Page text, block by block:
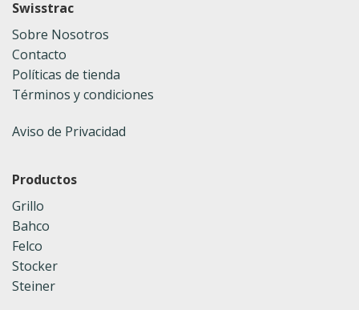
Swisstrac
Sobre Nosotros
Contacto
Políticas de tienda
Términos y condiciones
Aviso de Privacidad
Productos
Grillo
Bahco
Felco
Stocker
Steiner